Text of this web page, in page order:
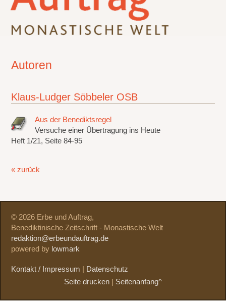
Autoren
Klaus-Ludger Söbbeler OSB
Aus der Benediktsregel
Versuche einer Übertragung ins Heute
Heft 1/21, Seite 84-95
« zurück
© 2026 Erbe und Auftrag,
Benediktinische Zeitschrift - Monastische Welt
redaktion@erbeundauftrag.de
powered by lowmark
Kontakt / Impressum
Datenschutz
Seite drucken
Seitenanfang^